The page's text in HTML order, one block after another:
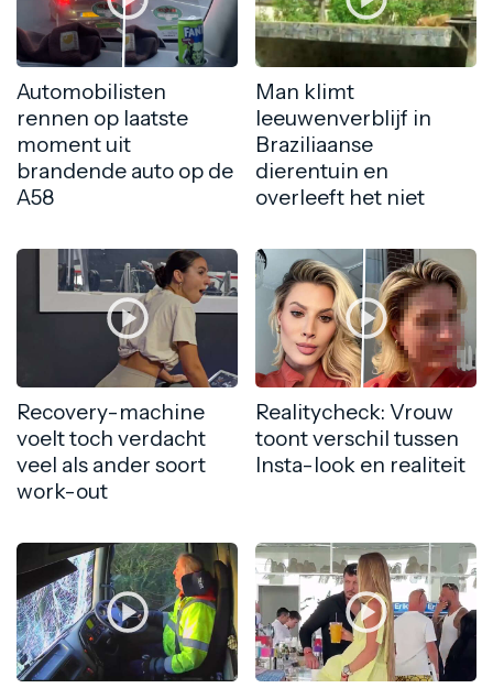
Automobilisten
rennen op laatste
moment uit
brandende auto op de
A58
Man klimt
leeuwenverblijf in
Braziliaanse
dierentuin en
overleeft het niet
Recovery-machine
voelt toch verdacht
veel als ander soort
work-out
Realitycheck: Vrouw
toont verschil tussen
Insta-look en realiteit